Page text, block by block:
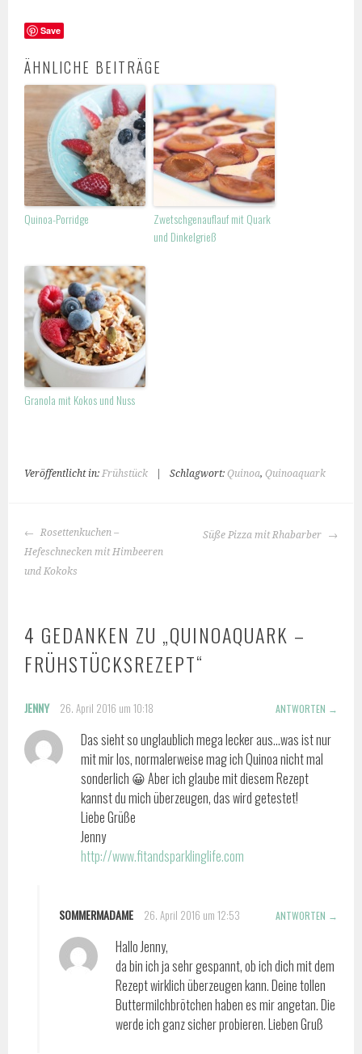
Save
ÄHNLICHE BEITRÄGE
Quinoa-Porridge
Zwetschgenauflauf mit Quark
und Dinkelgrieß
Granola mit Kokos und Nuss
Veröffentlicht in:Frühstück Schlagwort:Quinoa,Quinoaquark
BEITRAGS-
NAVIGATION
Rosettenkuchen –
Hefeschnecken mit Himbeeren
und Kokoks
Süße Pizza mit Rhabarber
4 GEDANKEN ZU „QUINOAQUARK –
FRÜHSTÜCKSREZEPT“
JENNY 26. April 2016 um 10:18 ANTWORTEN
Das sieht so unglaublich mega lecker aus…was ist nur
mit mir los, normalerweise mag ich Quinoa nicht mal
sonderlich 😀 Aber ich glaube mit diesem Rezept
kannst du mich überzeugen, das wird getestet!
Liebe Grüße
Jenny
http://www.fitandsparklinglife.com
SOMMERMADAME 26. April 2016 um 12:53 ANTWORTEN
Hallo Jenny,
da bin ich ja sehr gespannt, ob ich dich mit dem
Rezept wirklich überzeugen kann. Deine tollen
Buttermilchbrötchen haben es mir angetan. Die
werde ich ganz sicher probieren. Lieben Gruß